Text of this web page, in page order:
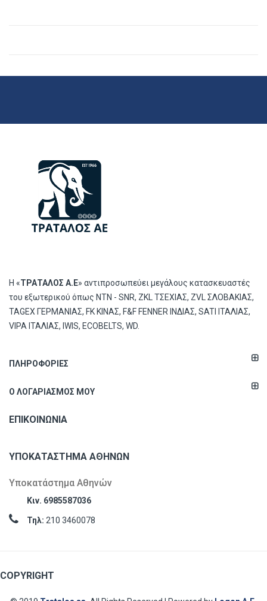
Η «ΤΡΑΤΑΛΟΣ Α.Ε» αντιπροσωπεύει μεγάλους κατασκευαστές
του εξωτερικού όπως ΝΤΝ - SNR, ZKL ΤΣΕΧΙΑΣ, ZVL ΣΛΟΒΑΚΙΑΣ,
TAGEX ΓΕΡΜΑΝΙΑΣ, FK ΚΙΝΑΣ, F&F FENNER ΙΝΔΙΑΣ, SATI ΙΤΑΛΙΑΣ,
VIPA ΙΤΑΛΙΑΣ, IWIS, ECOBELTS, WD.
ΠΛΗΡΟΦΟΡΊΕΣ
Ο ΛΟΓΑΡΙΑΣΜΌΣ ΜΟΥ
ΕΠΙΚΟΙΝΩΝΊΑ
ΥΠΟΚΑΤΆΣΤΗΜΑ ΑΘΗΝΏΝ
Υποκατάστημα Αθηνών
Κιν. 6985587036
Τηλ: 210 3460078
COPYRIGHT